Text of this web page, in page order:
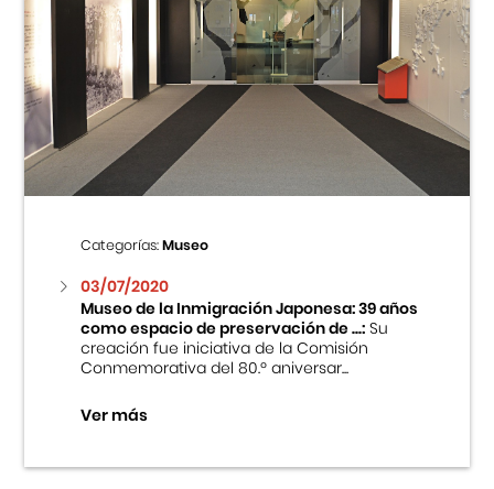
Categorías:Museo
03/07/2020
Museo de la Inmigración Japonesa: 39 años
como espacio de preservación de ...:Su
creación fue iniciativa de la Comisión
Conmemorativa del 80.º aniversar...
Ver más